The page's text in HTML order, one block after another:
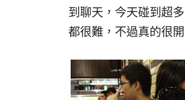
到聊天，今天碰到超
都很難，不過真的很開